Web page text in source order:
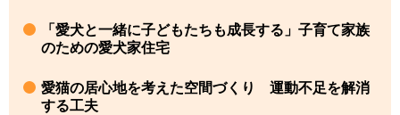
「愛犬と一緒に子どもたちも成長する」子育て家族
のための愛犬家住宅
愛猫の居心地を考えた空間づくり 運動不足を解消
する工夫